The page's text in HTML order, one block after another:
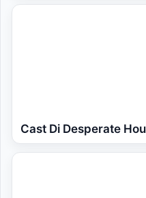
Cast Di Desperate